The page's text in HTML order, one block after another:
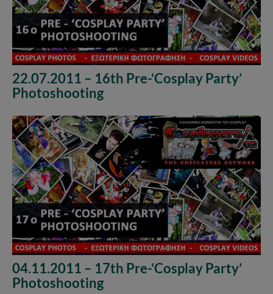
22.07.2011 – 16th Pre-‘Cosplay Party’
Photoshooting
04.11.2011 – 17th Pre-‘Cosplay Party’
Photoshooting